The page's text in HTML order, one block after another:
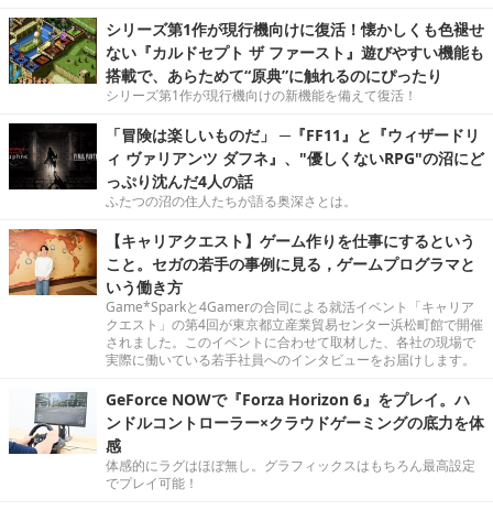
シリーズ第1作が現行機向けに復活！懐かしくも色褪せ
ない『カルドセプト ザ ファースト』遊びやすい機能も
搭載で、あらためて“原典”に触れるのにぴったり
シリーズ第1作が現行機向けの新機能を備えて復活！
「冒険は楽しいものだ」 ─『FF11』と『ウィザードリ
ィ ヴァリアンツ ダフネ』、"優しくないRPG"の沼にど
っぷり沈んだ4人の話
ふたつの沼の住人たちが語る奥深さとは。
【キャリアクエスト】ゲーム作りを仕事にするという
こと。セガの若手の事例に見る，ゲームプログラマと
いう働き方
Game*Sparkと4Gamerの合同による就活イベント「キャリア
クエスト」の第4回が東京都立産業貿易センター浜松町館で開催
されました。このイベントに合わせて取材した、各社の現場で
実際に働いている若手社員へのインタビューをお届けします。
GeForce NOWで『Forza Horizon 6』をプレイ。ハ
ンドルコントローラー×クラウドゲーミングの底力を体
感
体感的にラグはほぼ無し。グラフィックスはもちろん最高設定
でプレイ可能！